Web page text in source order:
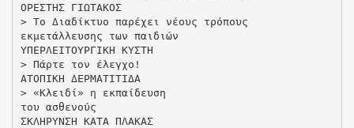
ΟΡΕΣΤΗΣ ΓΙΩΤΑΚΟΣ
> Το Διαδίκτυο παρέχει νέους τρόπους
εκμετάλλευσης των παιδιών
ΥΠΕΡΛΕΙΤΟΥΡΓΙΚΗ ΚΥΣΤΗ
> Πάρτε τον έλεγχο!
ΑΤΟΠΙΚΗ ΔΕΡΜΑΤΙΤΙΔΑ
> «Κλειδί» η εκπαίδευση
του ασθενούς
ΣΚΛΗΡΥΝΣΗ ΚΑΤΑ ΠΛΑΚΑΣ